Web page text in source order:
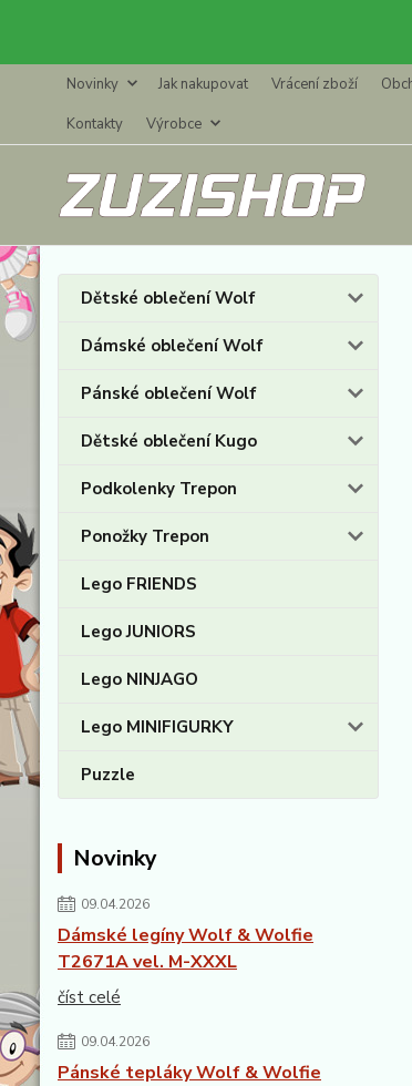
Novinky Jak nakupovat Vrácení zboží
Kontakty
Výrobce
Dětské oblečení Wolf
Dámské oblečení Wolf
Pánské oblečení Wolf
Dětské oblečení Kugo
Podkolenky Trepon
Ponožky Trepon
Lego FRIENDS
Lego JUNIORS
Lego NINJAGO
Lego MINIFIGURKY
Puzzle
Novinky
09.04.2026
Dámské legíny Wolf & Wolfie
T2671A vel. M-XXXL
číst celé
09.04.2026
Pánské tepláky Wolf & Wolfie